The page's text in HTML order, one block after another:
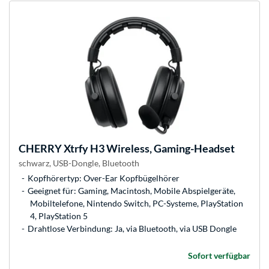
CHERRYXtrfy H3 Wireless, Gaming-Headset
schwarz, USB-Dongle, Bluetooth
Kopfhörertyp: Over-Ear Kopfbügelhörer
Geeignet für: Gaming, Macintosh, Mobile Abspielgeräte,
Mobiltelefone, Nintendo Switch, PC-Systeme, PlayStation
4, PlayStation 5
Drahtlose Verbindung: Ja, via Bluetooth, via USB Dongle
Sofort verfügbar